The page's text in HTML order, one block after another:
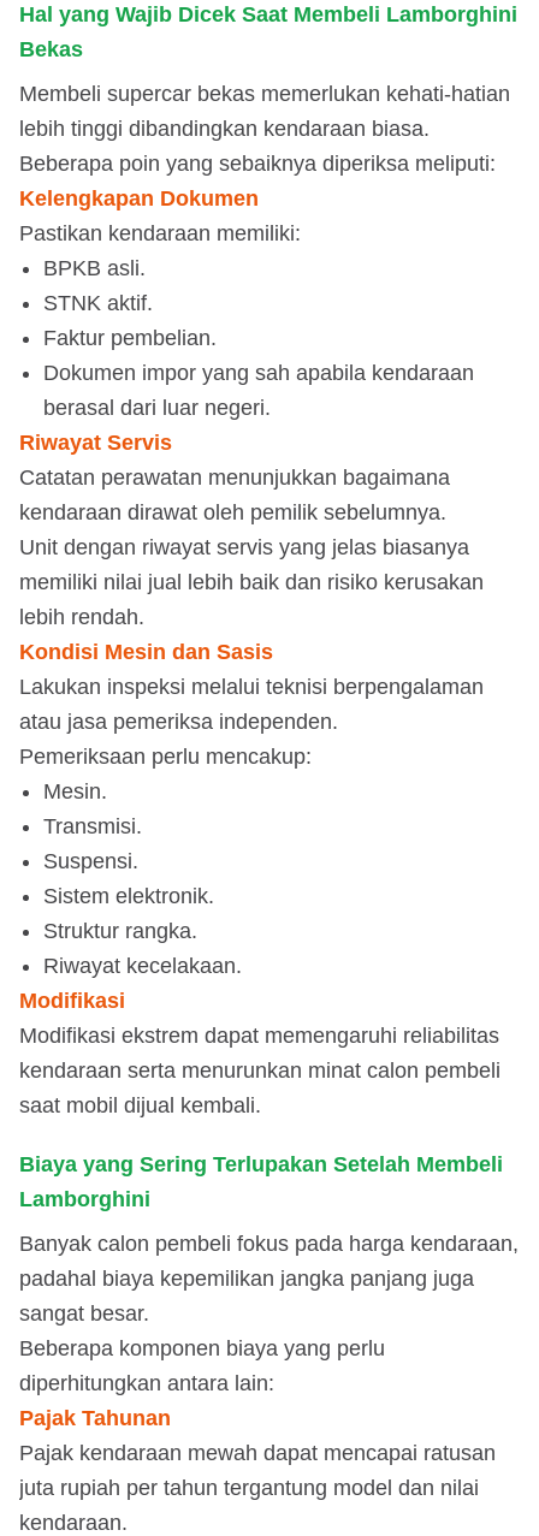
Hal yang Wajib Dicek Saat Membeli Lamborghini
Bekas
Membeli supercar bekas memerlukan kehati-hatian
lebih tinggi dibandingkan kendaraan biasa.
Beberapa poin yang sebaiknya diperiksa meliputi:
Kelengkapan Dokumen
Pastikan kendaraan memiliki:
BPKB asli.
STNK aktif.
Faktur pembelian.
Dokumen impor yang sah apabila kendaraan
berasal dari luar negeri.
Riwayat Servis
Catatan perawatan menunjukkan bagaimana
kendaraan dirawat oleh pemilik sebelumnya.
Unit dengan riwayat servis yang jelas biasanya
memiliki nilai jual lebih baik dan risiko kerusakan
lebih rendah.
Kondisi Mesin dan Sasis
Lakukan inspeksi melalui teknisi berpengalaman
atau jasa pemeriksa independen.
Pemeriksaan perlu mencakup:
Mesin.
Transmisi.
Suspensi.
Sistem elektronik.
Struktur rangka.
Riwayat kecelakaan.
Modifikasi
Modifikasi ekstrem dapat memengaruhi reliabilitas
kendaraan serta menurunkan minat calon pembeli
saat mobil dijual kembali.
Biaya yang Sering Terlupakan Setelah Membeli
Lamborghini
Banyak calon pembeli fokus pada harga kendaraan,
padahal biaya kepemilikan jangka panjang juga
sangat besar.
Beberapa komponen biaya yang perlu
diperhitungkan antara lain:
Pajak Tahunan
Pajak kendaraan mewah dapat mencapai ratusan
juta rupiah per tahun tergantung model dan nilai
kendaraan.